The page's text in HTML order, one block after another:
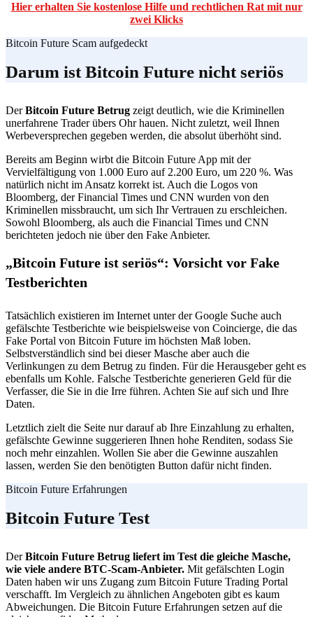
Hier erhalten Sie kostenlose Hilfe und rechtlichen Rat mit nur
zwei Klicks
Bitcoin Future Scam aufgedeckt
Darum ist Bitcoin Future nicht seriös
DerBitcoin Future Betrug zeigt deutlich, wie die Kriminellen
unerfahrene Trader übers Ohr hauen. Nicht zuletzt, weil Ihnen
Werbeversprechen gegeben werden, die absolut überhöht sind.
Bereits am Beginn wirbt die Bitcoin Future App mit der
Vervielfältigung von 1.000 Euro auf 2.200 Euro, um 220 %. Was
natürlich nicht im Ansatz korrekt ist. Auch die Logos von
Bloomberg, der Financial Times und CNN wurden von den
Kriminellen missbraucht, um sich Ihr Vertrauen zu erschleichen.
Sowohl Bloomberg, als auch die Financial Times und CNN
berichteten jedoch nie über den Fake Anbieter.
„Bitcoin Future ist seriös“: Vorsicht vor Fake
Testberichten
Tatsächlich existieren im Internet unter der Google Suche auch
gefälschte Testberichte wie beispielsweise von Coincierge, die das
Fake Portal von Bitcoin Future im höchsten Maß loben.
Selbstverständlich sind bei dieser Masche aber auch die
Verlinkungen zu dem Betrug zu finden. Für die Herausgeber geht es
ebenfalls um Kohle. Falsche Testberichte generieren Geld für die
Verfasser, die Sie in die Irre führen. Achten Sie auf sich und Ihre
Daten.
Letztlich zielt die Seite nur darauf ab Ihre Einzahlung zu erhalten,
gefälschte Gewinne suggerieren Ihnen hohe Renditen, sodass Sie
noch mehr einzahlen. Wollen Sie aber die Gewinne auszahlen
lassen, werden Sie den benötigten Button dafür nicht finden.
Bitcoin Future Erfahrungen
Bitcoin Future Test
DerBitcoin Future Betrug liefert im Test die gleiche Masche,
wie viele andere BTC-Scam-Anbieter. Mit gefälschten Login
Daten haben wir uns Zugang zum Bitcoin Future Trading Portal
verschafft. Im Vergleich zu ähnlichen Angeboten gibt es kaum
Abweichungen. Die Bitcoin Future Erfahrungen setzen auf die